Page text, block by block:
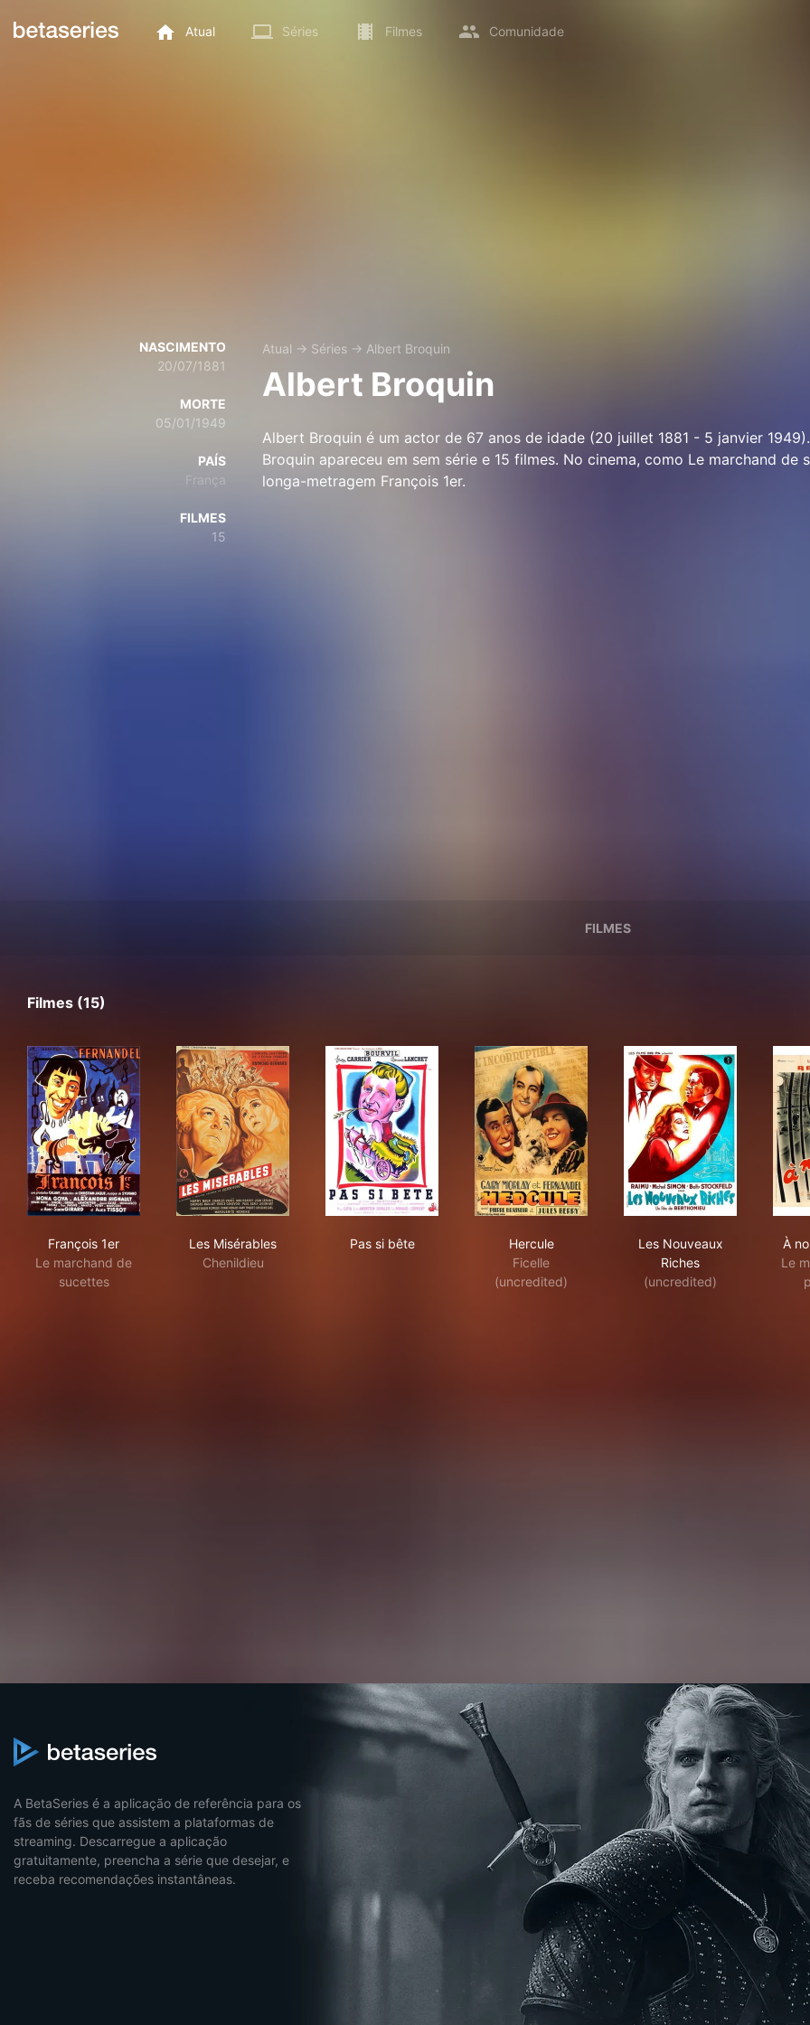
Atual Séries Filmes Comunidade
NASCIMENTO
20/07/1881
MORTE
05/01/1949
PAÍS
França
FILMES
15
Atual → Séries → Albert Broquin
Albert Broquin
Albert Broquin é um actor de 67 anos de idade (20 juillet 1881 - 5 janvier
Broquin apareceu em sem série e 15 filmes. No cinema, como Le marchand de
longa-metragem François 1er.
FILMES
Filmes (15)
François 1er
Le marchand de
sucettes
Les Misérables
Chenildieu
Pas si bête
Hercule
Ficelle
(uncredited)
Les Nouveaux
Riches
(uncredited)
À
Le
A BetaSeries é a aplicação de referência para os
fãs de séries que assistem a plataformas de
streaming. Descarregue a aplicação
gratuitamente, preencha a série que desejar, e
receba recomendações instantâneas.